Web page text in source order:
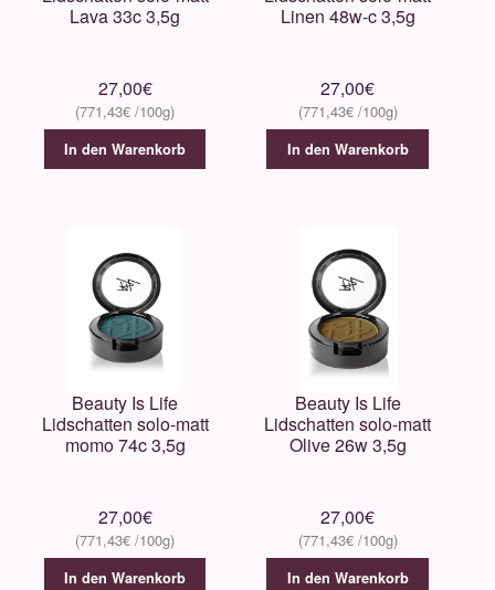
Lava 33c 3,5g
27,00€
771,43€
In den Warenkorb
Linen 48w-c 3,5g
27,00€
771,43€
In den Warenkorb
Beauty Is Life
Lidschatten solo-matt
momo 74c 3,5g
27,00€
771,43€
In den Warenkorb
Beauty Is Life
Lidschatten solo-matt
Olive 26w 3,5g
27,00€
771,43€
In den Warenkorb